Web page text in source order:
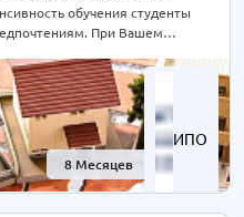
ИПО
8 Месяцев -74%
обучения студенты
При Вашем
на сайте или отправьте